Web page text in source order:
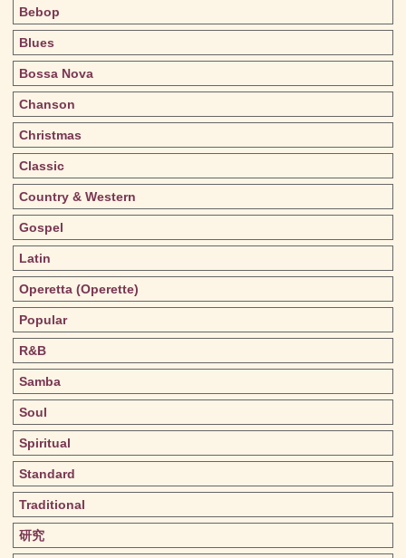
Bebop
Blues
Bossa Nova
Chanson
Christmas
Classic
Country & Western
Gospel
Latin
Operetta (Operette)
Popular
R&B
Samba
Soul
Spiritual
Standard
Traditional
研究